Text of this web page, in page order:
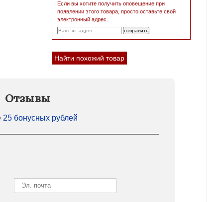
Если вы хотите получить оповещение при
появлении этого товара, просто оставьте свой
электронный адрес.
Найти похожий товар
Отзывы
25 бонусных рублей